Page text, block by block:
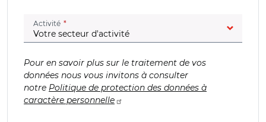
Activité (champ obligatoire)
Pour en savoir plus sur le traitement de vos
données nous vous invitons à consulter
notre Politique de protection des données à
caractère personnelle